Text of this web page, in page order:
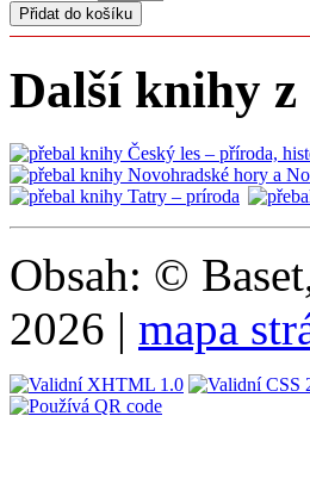
Další knihy
Obsah: ©
2026 | mapa